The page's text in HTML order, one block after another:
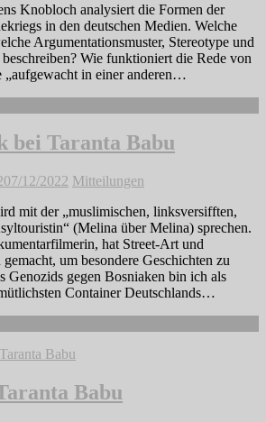
Knobloch analysiert die Formen der
in den deutschen Medien. Welche
Argumentationsmuster, Stereotype und
Wie funktioniert die Rede von
„aufgewacht in einer anderen…
bei Taranta Babu
07/12/2022 Mitteilungen
mit der „muslimischen, linksversifften,
(Melina über Melina) sprechen.
hat Street-Art und
um besondere Geschichten zu
Genozids gegen Bosniaken bin ich als
Container Deutschlands…
Babu